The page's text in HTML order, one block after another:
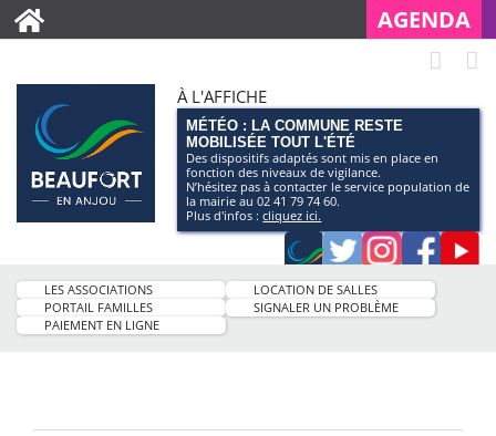
AGENDA
À L'AFFICHE
MÉTÉO : LA COMMUNE RESTE
MOBILISÉE TOUT L'ÉTÉ
Des dispositifs adaptés sont mis en place en
fonction des niveaux de vigilance.
N’hésitez pas à contacter le service population de
la mairie au 02 41 79 74 60.
Plus d'infos :cliquez ici.
Application
smartphone
de
TwitterInstagram
LES ASSOCIATIONS
LOCATION DE SALLES
PORTAIL FAMILLES
SIGNALER UN PROBLÈME
PAIEMENT EN LIGNE